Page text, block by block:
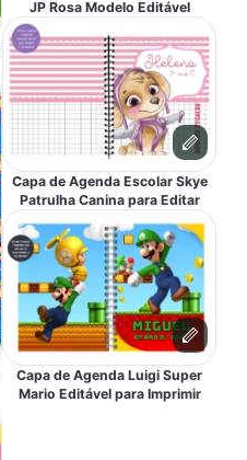
JP Rosa Modelo Editável
Capa de Agenda Escolar Skye
Patrulha Canina para Editar
Capa de Agenda Luigi Super
Mario Editável para Imprimir